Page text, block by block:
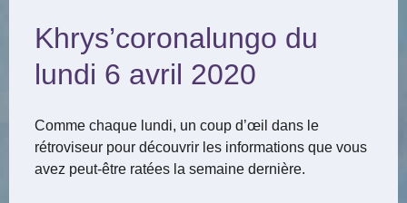
Khrys’coronalungo du
lundi 6 avril 2020
Comme chaque lundi, un coup d’œil dans le
rétroviseur pour découvrir les informations que vous
avez peut-être ratées la semaine dernière.